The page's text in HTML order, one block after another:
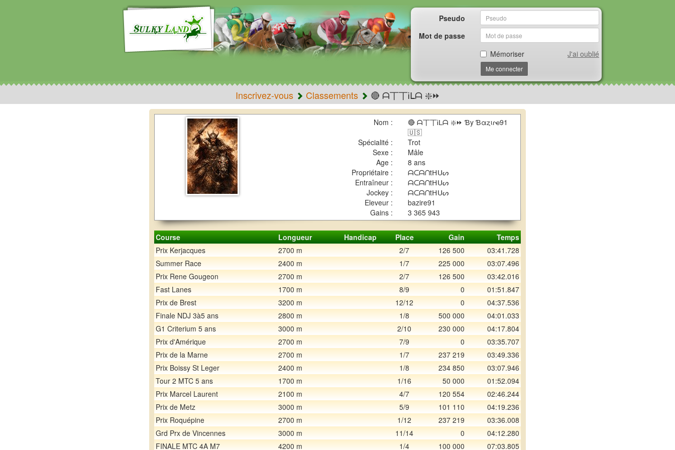
Pseudo
Mot de passe
Mémoriser
J'ai oublié
Me connecter
Inscrivez-vous Classements 🔴 ᗩ丅丅Ꭵᒪᗩ ❇️⏩
Nom :
🔴 ᗩ丅丅Ꭵᒪᗩ ❇️⏩ Ɓy Ɓαȥιɾҽ91
🇺🇸
Spécialité :
Trot
Sexe :
Mâle
Age :
8 ans
Propriétaire :
ᗩᑕᗩᑎtᕼᑌᔕ
Entraîneur :
ᗩᑕᗩᑎtᕼᑌᔕ
Jockey :
ᗩᑕᗩᑎtᕼᑌᔕ
Eleveur :
bazire91
Gains :
3 365 943
Course Longueur Handicap Place Gain
Temps
Prix Kerjacques
2700 m 2/7 126 500
03:41.728
Summer Race
2400 m 1/7 225 000
03:07.496
Prix Rene Gougeon
2700 m 2/7 126 500
03:42.016
Fast Lanes
1700 m 8/9 0
01:51.847
Prix de Brest
3200 m 12/12 0
04:37.536
Finale NDJ 3à5 ans
2800 m 1/8 500 000
04:01.033
G1 Criterium 5 ans
3000 m 2/10 230 000
04:17.804
Prix d'Amérique
2700 m 7/9 0
03:35.707
Prix de la Marne
2700 m 1/7 237 219
03:49.336
Prix Boissy St Leger
2400 m 1/8 234 850
03:07.946
Tour 2 MTC 5 ans
1700 m 1/16 50 000
01:52.094
Prix Marcel Laurent
2100 m 4/7 120 554
02:46.244
Prix de Metz
3000 m 5/9 101 110
04:19.236
Prix Roquépine
2700 m 1/12 237 219
03:36.008
Grd Prx de Vincennes
3000 m 11/14 0
04:12.280
FINALE MTC 4A M7
4200 m 1/4 100 000 07:03.805